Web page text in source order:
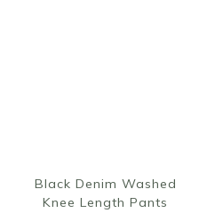
Black Denim Washed
Knee Length Pants